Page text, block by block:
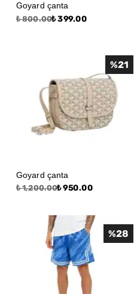
Goyard çanta
₺ 800.00₺ 399.00
Goyard çanta
₺ 1,200.00₺ 950.00
%21
%28